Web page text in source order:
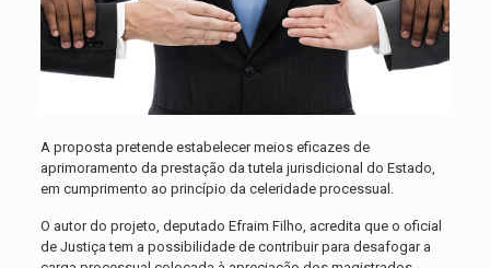
A proposta pretende estabelecer meios eficazes de
aprimoramento da prestação da tutela jurisdicional do Estado,
em cumprimento ao princípio da celeridade processual.
O autor do projeto, deputado Efraim Filho, acredita que o oficial
de Justiça tem a possibilidade de contribuir para desafogar a